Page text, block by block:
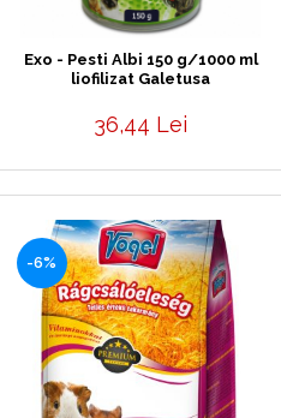
Exo - Pesti Albi 150 g/1000 ml
liofilizat Galetusa
36,44 Lei
-6%